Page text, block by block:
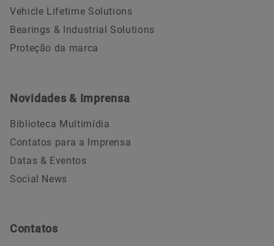
Vehicle Lifetime Solutions
Bearings & Industrial Solutions
Proteção da marca
Novidades & Imprensa
Biblioteca Multimídia
Contatos para a Imprensa
Datas & Eventos
Social News
Contatos